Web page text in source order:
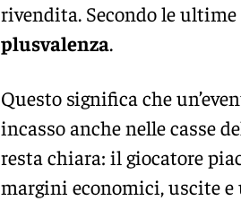
rivendita. Secondo le
plusvalenza.
Questo significa che
incasso anche nelle casse
resta chiara: il giocatore
margini economici, uscite